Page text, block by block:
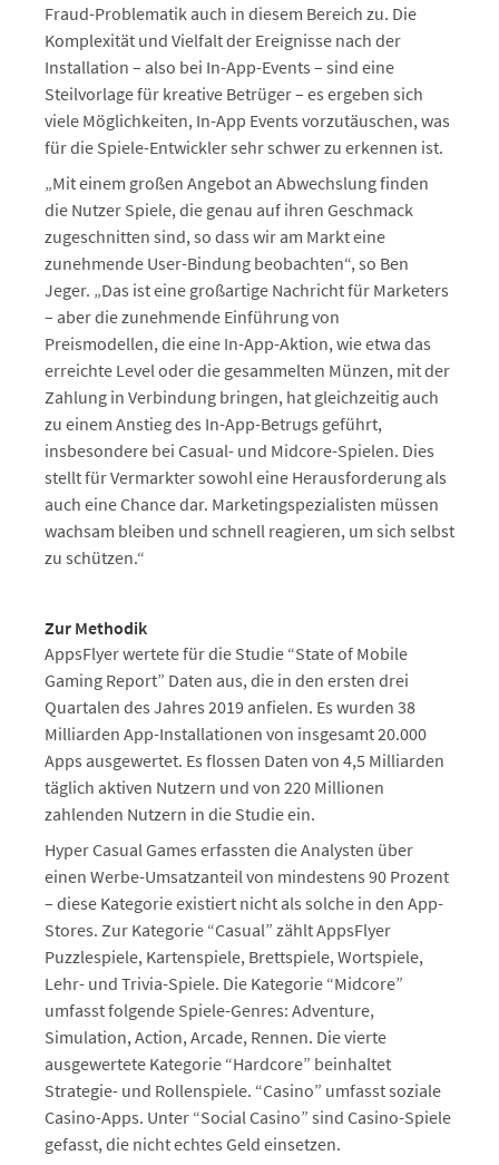
Fraud-Problematik auch in diesem Bereich zu. Die
Komplexität und Vielfalt der Ereignisse nach der
Installation – also bei In-App-Events – sind eine
Steilvorlage für kreative Betrüger – es ergeben sich
viele Möglichkeiten, In-App Events vorzutäuschen, was
für die Spiele-Entwickler sehr schwer zu erkennen ist.
„Mit einem großen Angebot an Abwechslung finden
die Nutzer Spiele, die genau auf ihren Geschmack
zugeschnitten sind, so dass wir am Markt eine
zunehmende User-Bindung beobachten“, so Ben
Jeger. „Das ist eine großartige Nachricht für Marketers
– aber die zunehmende Einführung von
Preismodellen, die eine In-App-Aktion, wie etwa das
erreichte Level oder die gesammelten Münzen, mit der
Zahlung in Verbindung bringen, hat gleichzeitig auch
zu einem Anstieg des In-App-Betrugs geführt,
insbesondere bei Casual- und Midcore-Spielen. Dies
stellt für Vermarkter sowohl eine Herausforderung als
auch eine Chance dar. Marketingspezialisten müssen
wachsam bleiben und schnell reagieren, um sich selbst
zu schützen.“
Zur Methodik
AppsFlyer wertete für die Studie “State of Mobile
Gaming Report” Daten aus, die in den ersten drei
Quartalen des Jahres 2019 anfielen. Es wurden 38
Milliarden App-Installationen von insgesamt 20.000
Apps ausgewertet. Es flossen Daten von 4,5 Milliarden
täglich aktiven Nutzern und von 220 Millionen
zahlenden Nutzern in die Studie ein.
Hyper Casual Games erfassten die Analysten über
einen Werbe-Umsatzanteil von mindestens 90 Prozent
– diese Kategorie existiert nicht als solche in den App-
Stores. Zur Kategorie “Casual” zählt AppsFlyer
Puzzlespiele, Kartenspiele, Brettspiele, Wortspiele,
Lehr- und Trivia-Spiele. Die Kategorie “Midcore”
umfasst folgende Spiele-Genres: Adventure,
Simulation, Action, Arcade, Rennen. Die vierte
ausgewertete Kategorie “Hardcore” beinhaltet
Strategie- und Rollenspiele. “Casino” umfasst soziale
Casino-Apps. Unter “Social Casino” sind Casino-Spiele
gefasst, die nicht echtes Geld einsetzen.